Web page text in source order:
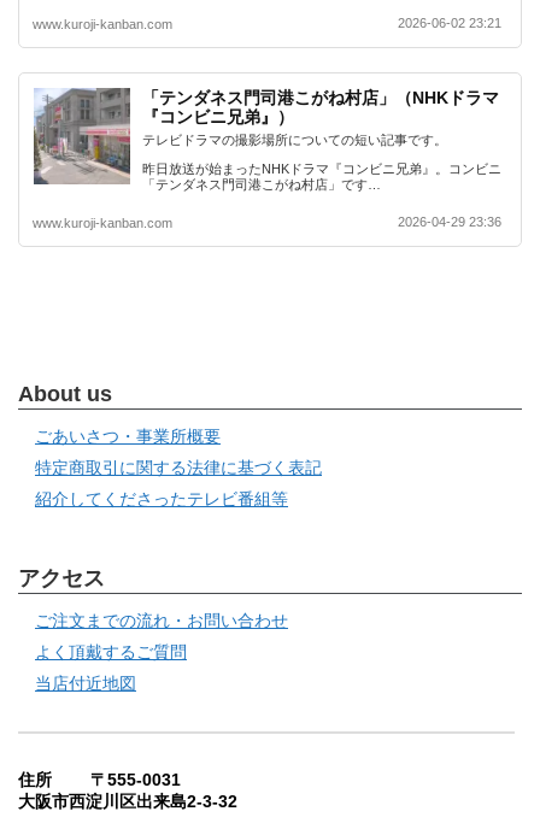
www.kuroji-kanban.com 2026-06-02 23:21
「テンダネス門司港こがね村店」（NHKドラマ
『コンビニ兄弟』）
テレビドラマの撮影場所についての短い記事です。
昨日放送が始まったNHKドラマ『コンビニ兄弟』。コンビニ
「テンダネス門司港こがね村店」です…
www.kuroji-kanban.com 2026-04-29 23:36
About us
ごあいさつ・事業所概要
特定商取引に関する法律に基づく表記
紹介してくださったテレビ番組等
アクセス
ご注文までの流れ・お問い合わせ
よく頂戴するご質問
当店付近地図
住所 〒555-0031
大阪市西淀川区出来島2-3-32